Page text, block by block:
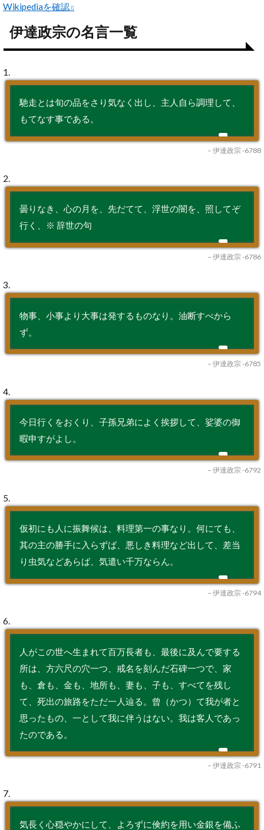
Wikipediaを確認
伊達政宗の名言一覧
1.
馳走とは旬の品をさり気なく出し、主人自ら調理して、
もてなす事である。
– 伊達政宗 -6788
2.
曇りなき、心の月を、先だてて、浮世の闇を、照してぞ
行く、※ 辞世の句
– 伊達政宗 -6786
3.
物事、小事より大事は発するものなり。油断すべから
ず。
– 伊達政宗 -6785
4.
今日行くをおくり、子孫兄弟によく挨拶して、娑婆の御
暇申すがよし。
– 伊達政宗 -6792
5.
仮初にも人に振舞候は、料理第一の事なり。何にても、
其の主の勝手に入らずば、悪しき料理など出して、差当
り虫気などあらば、気遣い千万ならん。
– 伊達政宗 -6794
6.
人がこの世へ生まれて百万長者も、最後に及んで要する
所は、方六尺の穴一つ、戒名を刻んだ石碑一つで、家
も、倉も、金も、地所も、妻も、子も、すべてを残し
て、死出の旅路をただ一人辿る。曾（かつ）て我が者と
思ったもの、一として我に伴うはない。我は客人であっ
たのである。
– 伊達政宗 -6791
7.
気長く心穏やかにして、よろずに倹約を用い金銀を備ふ